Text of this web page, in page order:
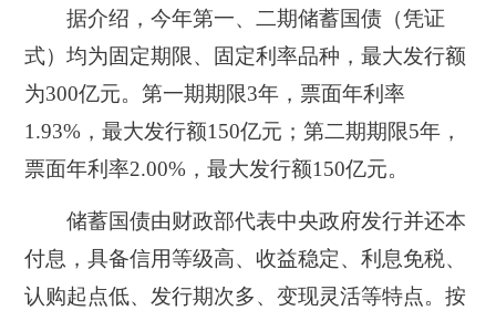
据介绍，今年第一、二期储蓄国债（凭证
式）均为固定期限、固定利率品种，最大发行额
为300亿元。第一期期限3年，票面年利率
1.93%，最大发行额150亿元；第二期期限5年，
票面年利率2.00%，最大发行额150亿元。
储蓄国债由财政部代表中央政府发行并还本
付息，具备信用等级高、收益稳定、利息免税、
认购起点低、发行期次多、变现灵活等特点。按